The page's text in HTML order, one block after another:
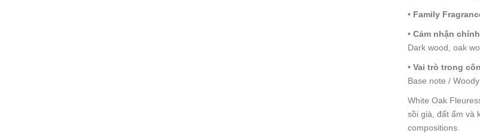
• Family
• Cảm nhận
Dark wood, oak
• Vai trò trong
Base note /
White Oak
sồi già, đất ẩm và
compositions.